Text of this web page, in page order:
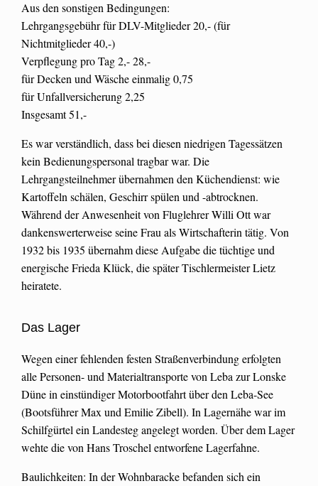
Aus den sonstigen Bedingungen:
Lehrgangsgebühr für DLV-Mitglieder 20,- (für
Nichtmitglieder 40,-)
Verpflegung pro Tag 2,- 28,-
für Decken und Wäsche einmalig 0,75
für Unfallversicherung 2,25
Insgesamt 51,-
Es war verständlich, dass bei diesen niedrigen Tagessätzen
kein Bedienungspersonal tragbar war. Die
Lehrgangsteilnehmer übernahmen den Küchendienst: wie
Kartoffeln schälen, Geschirr spülen und -abtrocknen.
Während der Anwesenheit von Fluglehrer Willi Ott war
dankenswerterweise seine Frau als Wirtschafterin tätig. Von
1932 bis 1935 übernahm diese Aufgabe die tüchtige und
energische Frieda Klück, die später Tischlermeister Lietz
heiratete.
Das Lager
Wegen einer fehlenden festen Straßenverbindung erfolgten
alle Personen- und Materialtransporte von Leba zur Lonske
Düne in einstündiger Motorbootfahrt über den Leba-See
(Bootsführer Max und Emilie Zibell). In Lagernähe war im
Schilfgürtel ein Landesteg angelegt worden. Über dem Lager
wehte die von Hans Troschel entworfene Lagerfahne.
Baulichkeiten: In der Wohnbaracke befanden sich ein